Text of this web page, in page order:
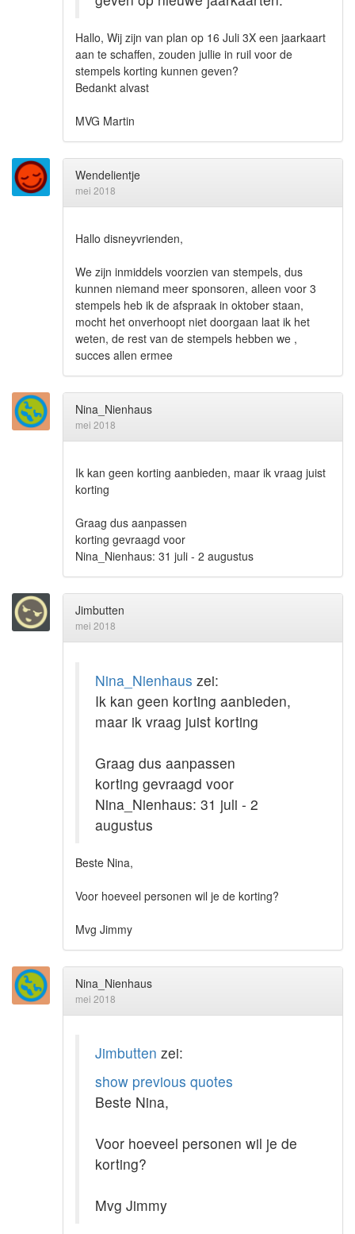
Hallo, Wij zijn van plan op 16 Juli 3X een jaarkaart
aan te schaffen, zouden jullie in ruil voor de
stempels korting kunnen geven?
Bedankt alvast
MVG Martin
Wendelientje
mei 2018
Hallo disneyvrienden,
We zijn inmiddels voorzien van stempels, dus
kunnen niemand meer sponsoren, alleen voor 3
stempels heb ik de afspraak in oktober staan,
mocht het onverhoopt niet doorgaan laat ik het
weten, de rest van de stempels hebben we ,
succes allen ermee
Nina_Nienhaus
mei 2018
Ik kan geen korting aanbieden, maar ik vraag juist
korting
Graag dus aanpassen
korting gevraagd voor
Nina_Nienhaus: 31 juli - 2 augustus
Jimbutten
mei 2018
Nina_Nienhaus zei:
Ik kan geen korting aanbieden,
maar ik vraag juist korting
Graag dus aanpassen
korting gevraagd voor
Nina_Nienhaus: 31 juli - 2
augustus
Beste Nina,
Voor hoeveel personen wil je de korting?
Mvg Jimmy
Nina_Nienhaus
mei 2018
Jimbutten zei:
show previous quotes
Beste Nina,
Voor hoeveel personen wil je de
korting?
Mvg Jimmy